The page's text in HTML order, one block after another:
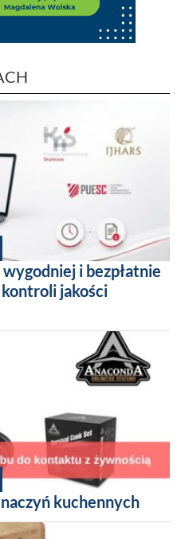
i bezpłatnie
jakości
kuchennych